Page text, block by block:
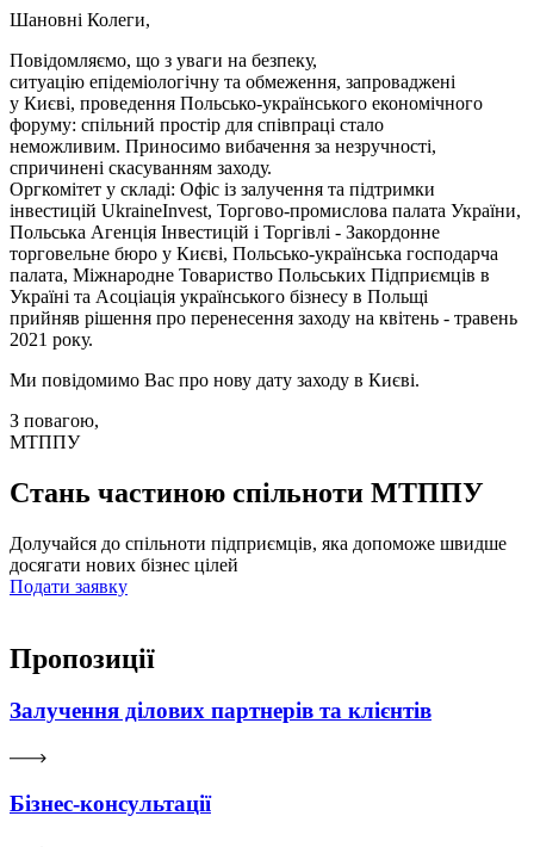
Шановні Колеги,
Повідомляємо, що з уваги на безпеку,
ситуацію епідеміологічну та обмеження, запроваджені
у Києві, проведення Польсько-українського економічного
форуму: спільний простір для співпраці стало
неможливим. Приносимо вибачення за незручності,
спричинені скасуванням заходу.
Оргкомітет у складі: Офіс із залучення та підтримки
інвестицій UkraineInvest, Торгово-промислова палата України,
Польська Агенція Інвестицій і Торгівлі - Закордонне
торговельне бюро у Києві, Польсько-українська господарча
палата, Міжнародне Товариство Польських Підприємців в
Україні та Асоціація українського бізнесу в Польщі
прийняв рішення про перенесення заходу на квітень - травень
2021 року.
Ми повідомимо Вас про нову дату заходу в Києві.
З повагою,
МТППУ
Стань частиною спільноти МТППУ
Долучайся до спільноти підприємців, яка допоможе швидше
досягати нових бізнес цілей
Подати заявку
Пропозиції
Залучення ділових партнерів та клієнтів
Бізнес-консультації